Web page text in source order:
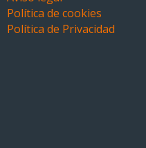
Política de cookies
Política de Privacidad